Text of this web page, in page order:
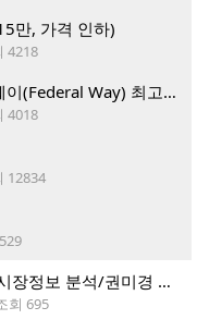
만, 가격 인하)
4218
프라임 상업용 임대 공간 – 페더럴웨이(Federal Way) 최고의 가시성 입지
4018
12834
2025년 부동산 전망/2024년 12월시장정보 분석/권미경 부동산
회 695